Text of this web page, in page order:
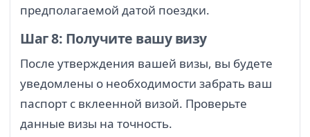
предполагаемой датой поездки.
Шаг 8: Получите вашу визу
После утверждения вашей визы, вы будете
уведомлены о необходимости забрать ваш
паспорт с вклеенной визой. Проверьте
данные визы на точность.